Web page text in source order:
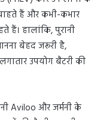
हैं और कभी-कभार
हैं। हालांकि, पुरानी
बेहद जरूरी है,
उपयोग बैटरी की
Aviloo और जर्मनी के